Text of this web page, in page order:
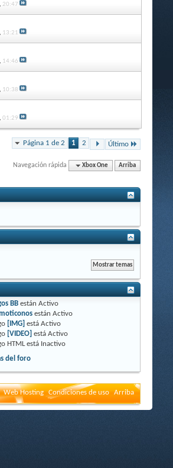
20:47
13:21
14:46
10:38
01:29
Página 1 de 2 1 2 Último
Navegación rápida Xbox One Arriba
BB estánActivo
estánActivo
[IMG] estáActivo
[VIDEO] estáActivo
HTML está Inactivo
del foro
Web Hosting Condiciones de uso Arriba